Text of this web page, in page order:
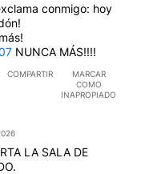
conmigo: hoy
NUNCA MÁS!!!!
COMPARTIR
MARCAR
COMO
INAPROPIADO
LA SALA DE